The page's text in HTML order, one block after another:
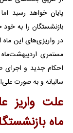
پایان خواهد رسید
بازنشستگان را به
در واریزی‌های این
مستمری
احکام جدید و
سالیانه و به صورت
علت واریز
ماه